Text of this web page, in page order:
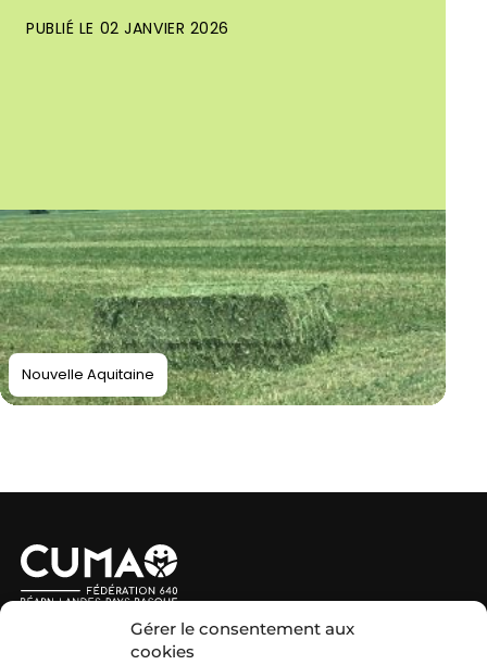
Gérer le consentement aux
cookies
PUBLIÉ LE 02 JANVIER 2026
Nouvelle Aquitaine
Nous contacter
MIEUX NOUS CONNAÎTRE